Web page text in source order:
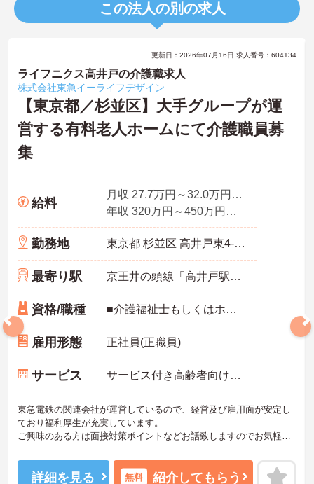
この法人の別の求人
更新日：2026年07月16日 求人番号：604134
ライフニクス高井戸の介護職求人
株式会社東急イーライフデザイン
【東京都／杉並区】大手グループが運
営する有料老人ホームにて介護職員募
集
給料
月収 27.7万円～32.0万円程度(諸手当込み)
年収 320万円～450万円程度(諸手当込み)
勤務地 東京都 杉並区 高井戸東4-12-31
最寄り駅 京王井の頭線「高井戸駅」徒歩13分
資格/職種 ■介護福祉士もしくはホームヘルパー2級以上の有資格者
雇用形態 正社員(正職員)
サービス サービス付き高齢者向け住宅（サ高住）
東急電鉄の関連会社が運営しているので、経営及び雇用面が安定し
ており福利厚生が充実しています。
ご興味のある方は面接対策ポイントなどお話致しますのでお気軽に
詳細を見る 無料 紹介してもらう